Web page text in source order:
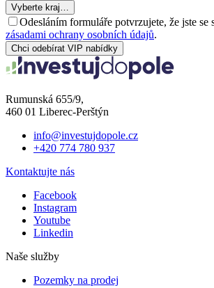
Vyberte kraj…
Odesláním formuláře potvrzujete, že jste se
zásadami ochrany osobních údajů.
Chci odebírat VIP nabídky
Rumunská 655/9,
460 01 Liberec-Perštýn
info@investujdopole.cz
+420 774 780 937
Kontaktujte nás
Facebook
Instagram
Youtube
Linkedin
Naše služby
Pozemky na prodej